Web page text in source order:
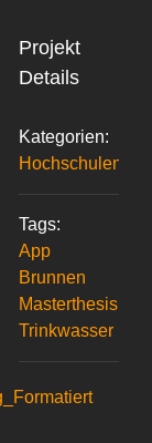
Projekt
Details
Kategorien:
Hochschulen
Tags:
App
Brunnen
Masterthesis
Trinkwasser